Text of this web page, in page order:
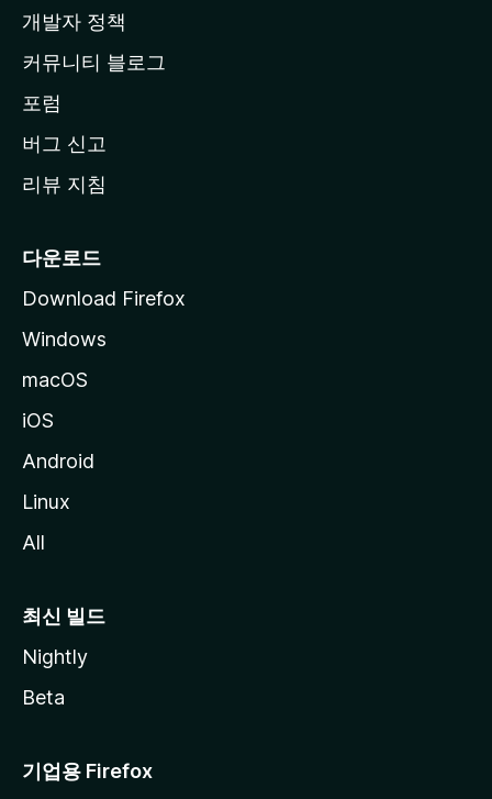
지
이
동
개발자 정책
커뮤니티 블로그
포럼
버그 신고
리뷰 지침
다운로드
Download Firefox
Windows
macOS
iOS
Android
Linux
All
최신 빌드
Nightly
Beta
기업용 Firefox